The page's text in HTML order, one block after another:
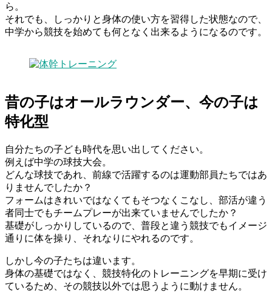
ら。
それでも、しっかりと身体の使い方を習得した状態なので、
中学から競技を始めても何となく出来るようになるのです。
昔の子はオールラウンダー、今の子は
特化型
自分たちの子ども時代を思い出してください。
例えば中学の球技大会。
どんな球技であれ、前線で活躍するのは運動部員たちではあ
りませんでしたか？
フォームはきれいではなくてもそつなくこなし、部活が違う
者同士でもチームプレーが出来ていませんでしたか？
基礎がしっかりしているので、普段と違う競技でもイメージ
通りに体を操り、それなりにやれるのです。
しかし今の子たちは違います。
身体の基礎ではなく、競技特化のトレーニングを早期に受け
ているため、その競技以外では思うように動けません。